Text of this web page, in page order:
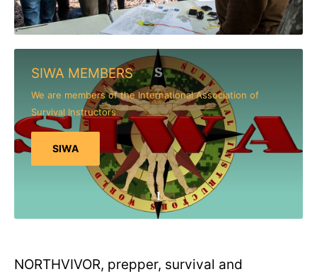
SIWA MEMBERS
We are members of the International Association of
Survival Instructors
SIWA
NORTHVIVOR, prepper, survival and